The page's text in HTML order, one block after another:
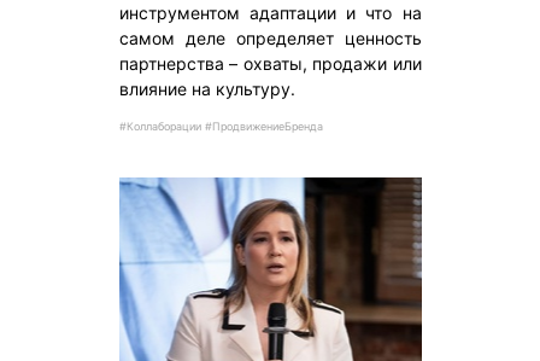
инструментом адаптации и что на
самом деле определяет ценность
партнерства – охваты, продажи или
влияние на культуру.
#Коллаборации #ПродвижениеБренда